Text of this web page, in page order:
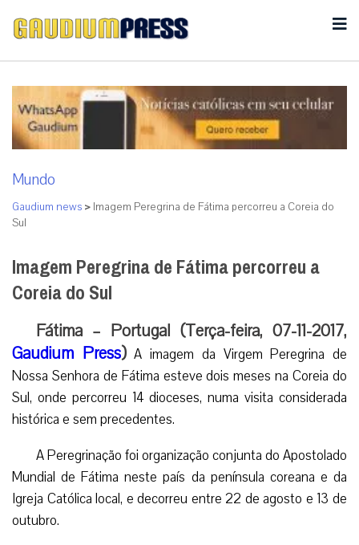
Mundo
Gaudium news > Imagem Peregrina de Fátima percorreu a Coreia do
Sul
Imagem Peregrina de Fátima percorreu a
Coreia do Sul
Fátima – Portugal (Terça-feira, 07-11-2017,
Gaudium Press)A imagem da Virgem Peregrina de
Nossa Senhora de Fátima esteve dois meses na Coreia do
Sul, onde percorreu 14 dioceses, numa visita considerada
histórica e sem precedentes.
A Peregrinação foi organização conjunta do Apostolado
Mundial de Fátima neste país da península coreana e da
Igreja Católica local, e decorreu entre 22 de agosto e 13 de
outubro.